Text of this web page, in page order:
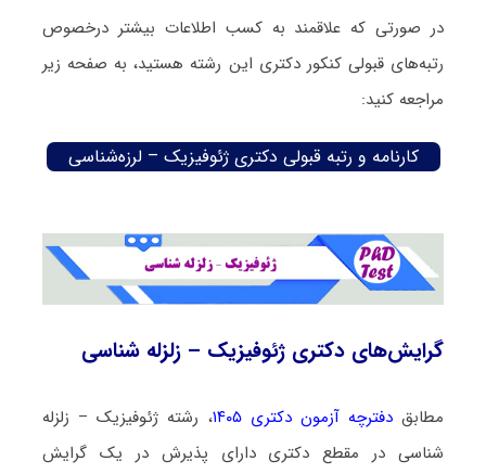
در صورتی که علاقمند به کسب اطلاعات بیشتر درخصوص
رتبه‌های قبولی کنکور دکتری این رشته هستید، به صفحه زیر
مراجعه کنید:
کارنامه و رتبه قبولی دکتری ژئوفیزیک – لرزه‌شناسی
گرایش‌های دکتری ژئوفیزیک – زلزله شناسی
مطابقدفترچه آزمون دکتری ۱۴۰۵
، رشته ژئوفیزیک – زلزله
شناسی در مقطع دکتری دارای پذیرش در یک گرایش